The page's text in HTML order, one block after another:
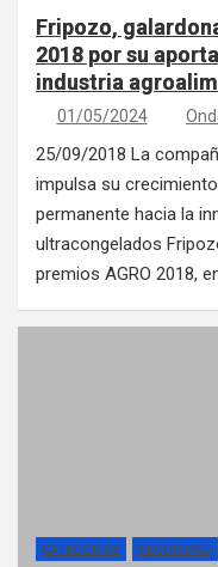
Fripozo,
2018 por su
industria
01/05/2024
25/09/2018 La
impulsa su
permanente hacia la
ultracongelados
premios AGRO 2018,
CATEGORÍAS SEGURIDAD